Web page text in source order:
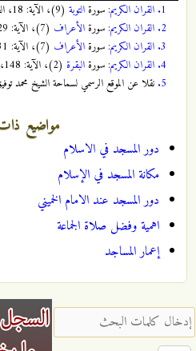
1. القران الكريم: سورةالتوبة (9)، الآية: 18، الصفحة:
2. القران الكريم: سورةالأعراف (7)، الآية: 29، الصفحة:
3. القران الكريم: سورةالأعراف (7)، الآية: 31، الصفحة:
4. القران الكريم: سورةالبقرة (2)، الآية: 148، الصفحة:
5. نقلا عن الموقع الرسمي لسماحة الشيخ محمد
مواضيع
دور المسجد في الاسلام
مكانة المسجد في الإسلام
دور المسجد عند الامام الخميني
اهمية وفضل صلاة الجماعة
إعمار المساجد
‏إدخال كلمات البحث ‏